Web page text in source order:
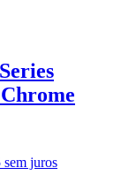
sem juros